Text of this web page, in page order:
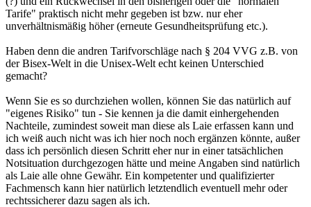
Tarife" praktisch nicht mehr gegeben ist bzw. nur eher
unverhältnismäßig höher (erneute Gesundheitsprüfung etc.).
Haben denn die andren Tarifvorschläge nach § 204 VVG z.B. von
der Bisex-Welt in die Unisex-Welt echt keinen Unterschied
gemacht?
Wenn Sie es so durchziehen wollen, können Sie das natürlich auf
"eigenes Risiko" tun - Sie kennen ja die damit einhergehenden
Nachteile, zumindest soweit man diese als Laie erfassen kann und
ich weiß auch nicht was ich hier noch noch ergänzen könnte, außer
dass ich persönlich diesen Schritt eher nur in einer tatsächlichen
Notsituation durchgezogen hätte und meine Angaben sind natürlich
als Laie alle ohne Gewähr. Ein kompetenter und qualifizierter
Fachmensch kann hier natürlich letztendlich eventuell mehr oder
rechtssicherer dazu sagen als ich.